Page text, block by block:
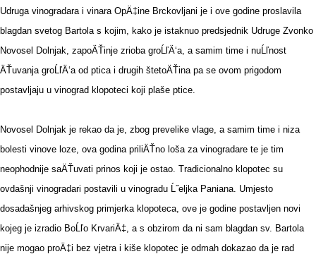
Udruga vinogradara i vinara OpÄ‡ine Brckovljani je i ove godine proslavila
blagdan svetog Bartola s kojim, kako je istaknuo predsjednik Udruge Zvonko
Novosel Dolnjak, zapoÄŤinje zrioba groĹľÄ‘a, a samim time i nuĹľnost
ÄŤuvanja groĹľÄ‘a od ptica i drugih štetoÄŤina pa se ovom prigodom
postavljaju u vinograd klopoteci koji plaše ptice.
Novosel Dolnjak je rekao da je, zbog prevelike vlage, a samim time i niza
bolesti vinove loze, ova godina priliÄŤno loša za vinogradare te je tim
neophodnije saÄŤuvati prinos koji je ostao. Tradicionalno klopotec su
ovdašnji vinogradari postavili u vinogradu Ĺ˝eljka Paniana. Umjesto
dosadašnjeg arhivskog primjerka klopoteca, ove je godine postavljen novi
kojeg je izradio BoĹľo KrvariÄ‡, a s obzirom da ni sam blagdan sv. Bartola
nije mogao proÄ‡i bez vjetra i kiše klopotec je odmah dokazao da je rad